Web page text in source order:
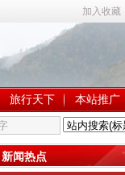
加入收藏
旅行天下 本站推广
新闻热点